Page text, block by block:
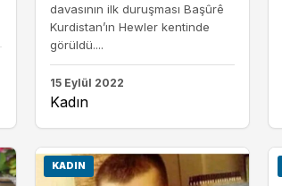
davasının ilk duruşması Başûrê
Kurdistan’ın Hewler kentinde
görüldü....
15 Eylül 2022
Kadın
KADIN